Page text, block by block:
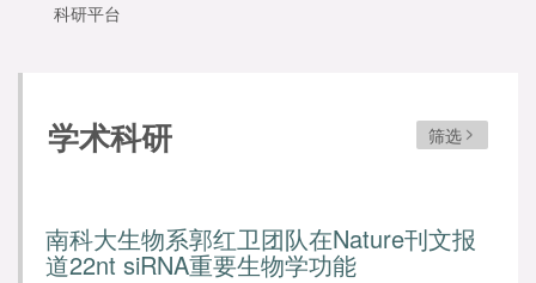
科研平台
学术科研 筛选
南科大生物系郭红卫团队在Nature刊文报
道22nt siRNA重要生物学功能